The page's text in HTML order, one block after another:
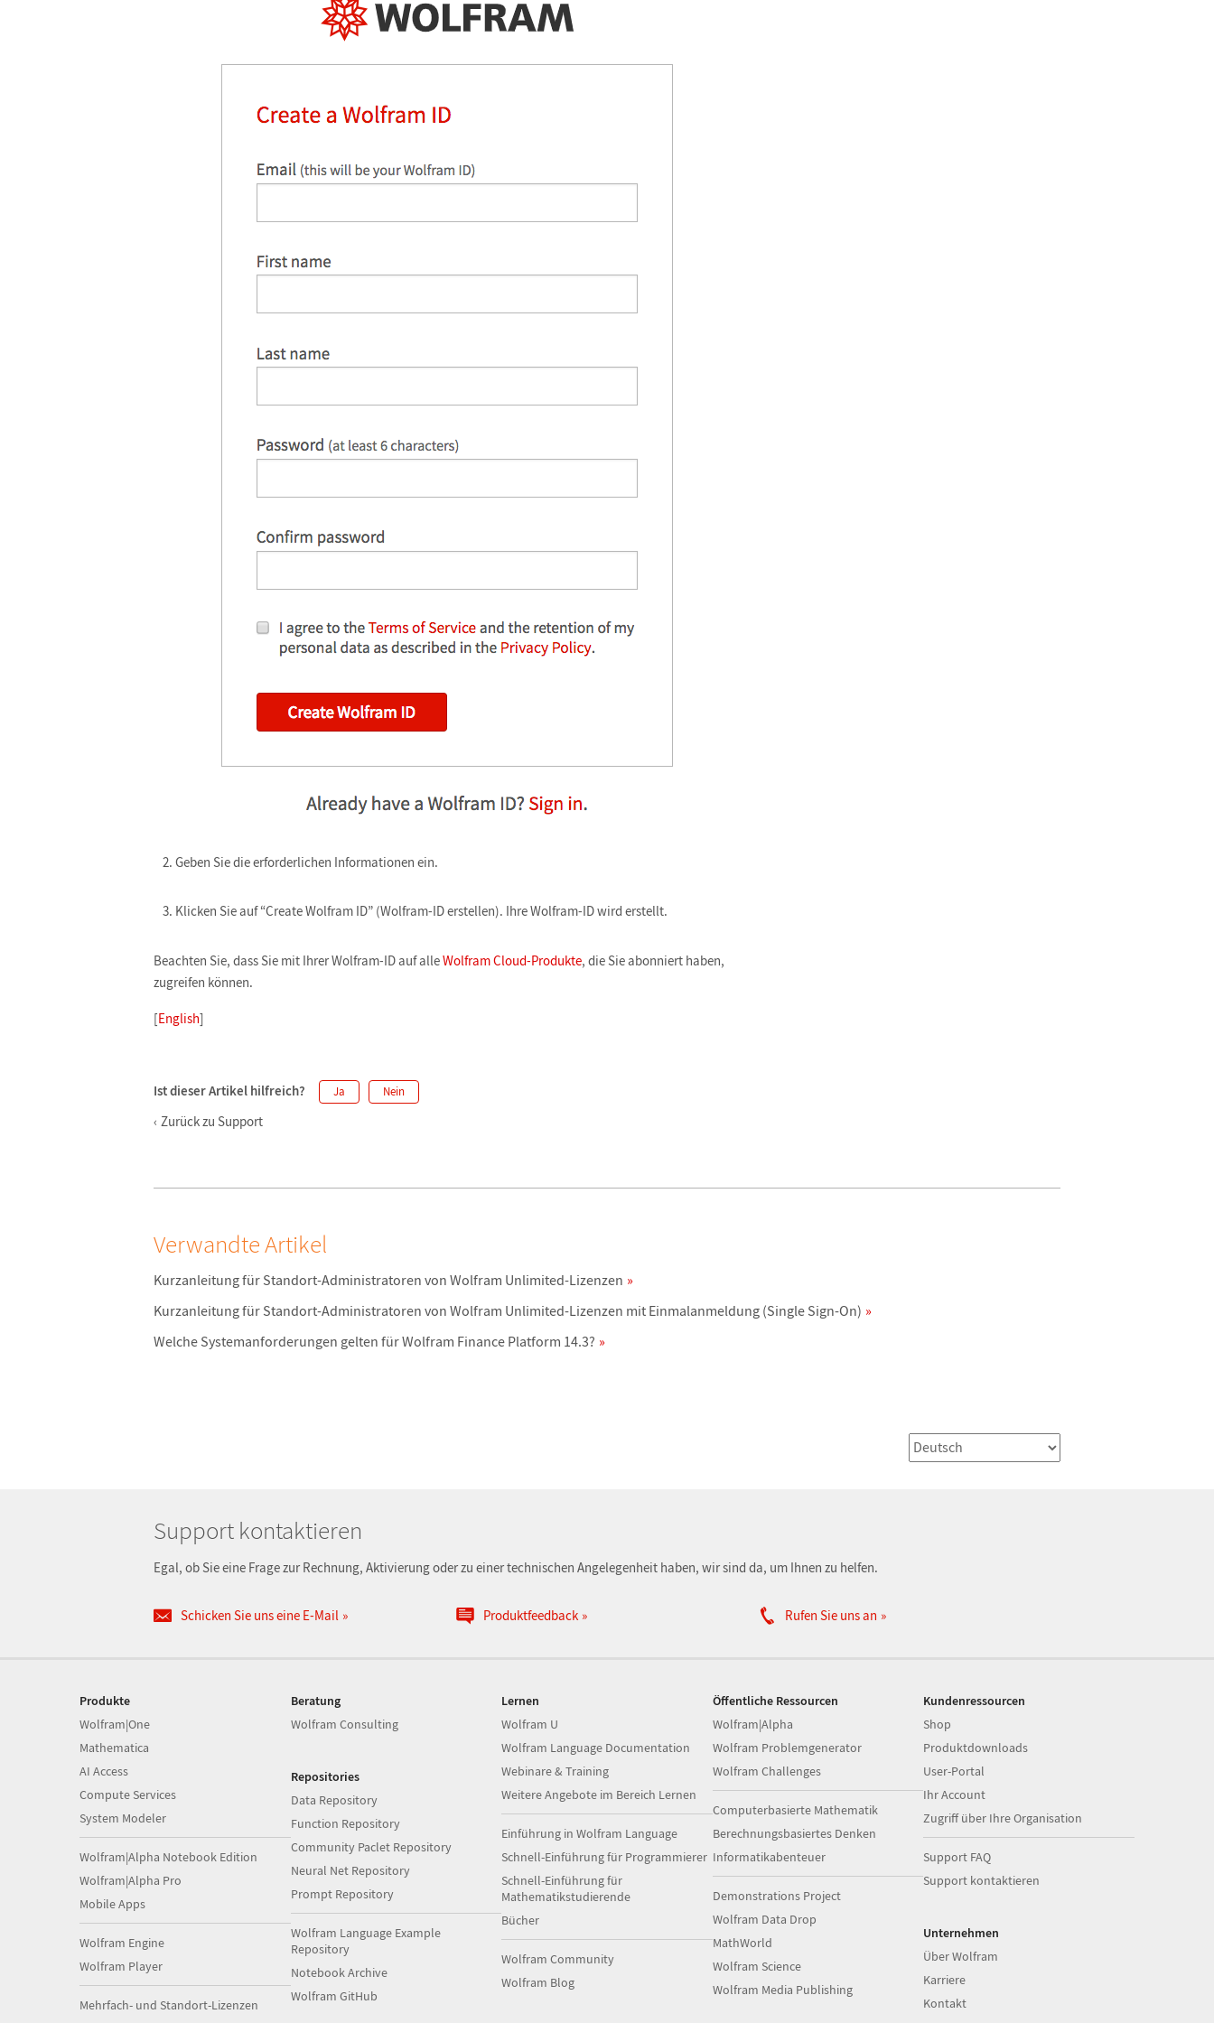
Geben Sie die erforderlichen Informationen ein.
Klicken Sie auf “Create Wolfram ID” (Wolfram-ID erstellen). Ihre Wolfram-ID wird erstellt.
Beachten Sie, dass Sie mit Ihrer Wolfram-ID auf alleWolfram Cloud-Produkte, die Sie abonniert haben,
zugreifen können.
[English]
Ist dieser Artikel hilfreich? Ja Nein
Zurück zu Support
Verwandte Artikel
Kurzanleitung für Standort-Administratoren von Wolfram Unlimited-Lizenzen
Kurzanleitung für Standort-Administratoren von Wolfram Unlimited-Lizenzen mit Einmalanmeldung (Single Sign-On)
Welche Systemanforderungen gelten für Wolfram Finance Platform 14.3?
Support kontaktieren
Egal, ob Sie eine Frage zur Rechnung, Aktivierung oder zu einer technischen Angelegenheit haben, wir sind da, um Ihnen zu helfen.
Schicken Sie uns eine E-Mail Produktfeedback Rufen Sie uns an
Produkte
Wolfram|One
Mathematica
AI Access
Compute Services
System Modeler
Wolfram|Alpha Notebook Edition
Wolfram|Alpha Pro
Mobile Apps
Wolfram Engine
Wolfram Player
Mehrfach- und Standort-Lizenzen
Beratung
Wolfram Consulting
Repositories
Data Repository
Function Repository
Community Paclet Repository
Neural Net Repository
Prompt Repository
Wolfram Language Example
Repository
Notebook Archive
Wolfram GitHub
Lernen
Wolfram U
Wolfram Language Documentation
Webinare & Training
Weitere Angebote im Bereich Lernen
Einführung in Wolfram Language
Schnell-Einführung für Programmierer
Schnell-Einführung für
Mathematikstudierende
Bücher
Wolfram Community
Wolfram Blog
Öffentliche Ressourcen
Wolfram|Alpha
Wolfram Problemgenerator
Wolfram Challenges
Computerbasierte Mathematik
Berechnungsbasiertes Denken
Informatikabenteuer
Demonstrations Project
Wolfram Data Drop
MathWorld
Wolfram Science
Wolfram Media Publishing
Kundenressourcen
Shop
Produktdownloads
User-Portal
Ihr Account
Zugriff über Ihre Organisation
Support FAQ
Support kontaktieren
Unternehmen
Über Wolfram
Karriere
Kontakt